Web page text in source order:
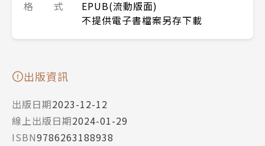
格 式
EPUB(流動版面)
不提供電子書檔案另存下載
出版資訊
出版日期2023-12-12
線上出版日期2024-01-29
ISBN9786263188938